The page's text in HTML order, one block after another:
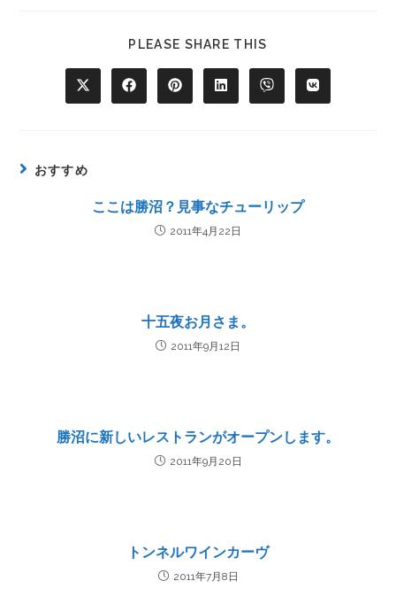
PLEASE SHARE THIS
おすすめ
ここは勝沼？見事なチューリップ
2011年4月22日
十五夜お月さま。
2011年9月12日
勝沼に新しいレストランがオープンします。
2011年9月20日
トンネルワインカーヴ
2011年7月8日